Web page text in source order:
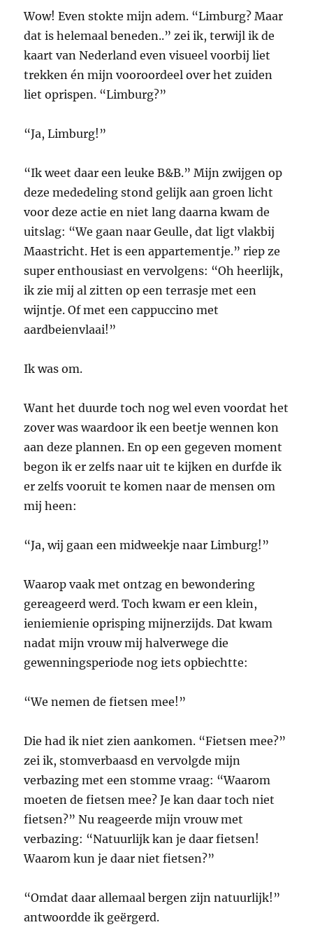
Wow! Even stokte mijn adem. “Limburg? Maar
dat is helemaal beneden..” zei ik, terwijl ik de
kaart van Nederland even visueel voorbij liet
trekken én mijn vooroordeel over het zuiden
liet oprispen. “Limburg?”
“Ja, Limburg!”
“Ik weet daar een leuke B&B.” Mijn zwijgen op
deze mededeling stond gelijk aan groen licht
voor deze actie en niet lang daarna kwam de
uitslag: “We gaan naar Geulle, dat ligt vlakbij
Maastricht. Het is een appartementje.” riep ze
super enthousiast en vervolgens: “Oh heerlijk,
ik zie mij al zitten op een terrasje met een
wijntje. Of met een cappuccino met
aardbeienvlaai!”
Ik was om.
Want het duurde toch nog wel even voordat het
zover was waardoor ik een beetje wennen kon
aan deze plannen. En op een gegeven moment
begon ik er zelfs naar uit te kijken en durfde ik
er zelfs vooruit te komen naar de mensen om
mij heen:
“Ja, wij gaan een midweekje naar Limburg!”
Waarop vaak met ontzag en bewondering
gereageerd werd. Toch kwam er een klein,
ieniemienie oprisping mijnerzijds. Dat kwam
nadat mijn vrouw mij halverwege die
gewenningsperiode nog iets opbiechtte:
“We nemen de fietsen mee!”
Die had ik niet zien aankomen. “Fietsen mee?”
zei ik, stomverbaasd en vervolgde mijn
verbazing met een stomme vraag: “Waarom
moeten de fietsen mee? Je kan daar toch niet
fietsen?” Nu reageerde mijn vrouw met
verbazing: “Natuurlijk kan je daar fietsen!
Waarom kun je daar niet fietsen?”
“Omdat daar allemaal bergen zijn natuurlijk!”
antwoordde ik geërgerd.